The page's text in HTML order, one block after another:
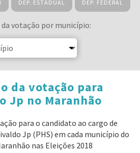
DEP. ESTADUAL DEP. FEDERAL
votação por município:
da votação para
Jp no Maranhão
para o candidato ao cargo de
Jp (PHS) em cada município do
nas Eleições 2018